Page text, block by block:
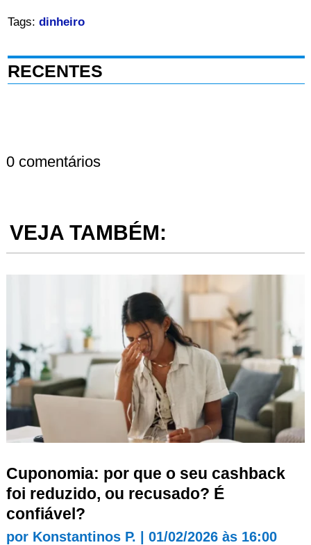
Tags: dinheiro
RECENTES
0 comentários
VEJA TAMBÉM:
Cuponomia: por que o seu cashback
foi reduzido, ou recusado? É
confiável?
por Konstantinos P. 01/02/2026 às 16:00